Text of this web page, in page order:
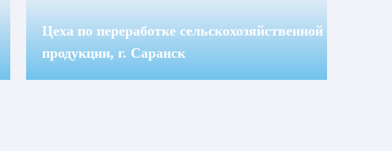
Цеха по переработке сельскохозяйственной
продукции, г. Саранск